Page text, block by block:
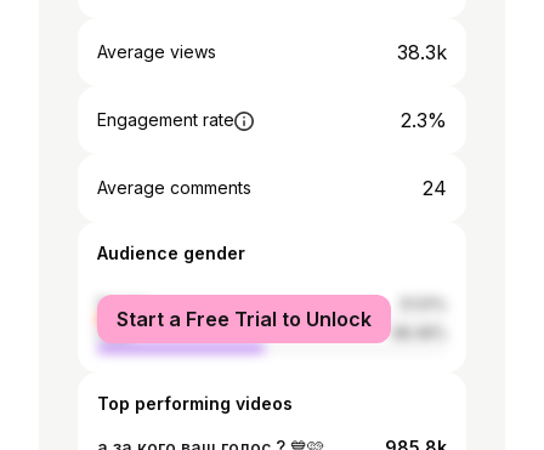
Average views 38.3k
Engagement rate 2.3%
Average comments 24
Audience gender
female
male
Start a Free Trial to Unlock
Top performing videos